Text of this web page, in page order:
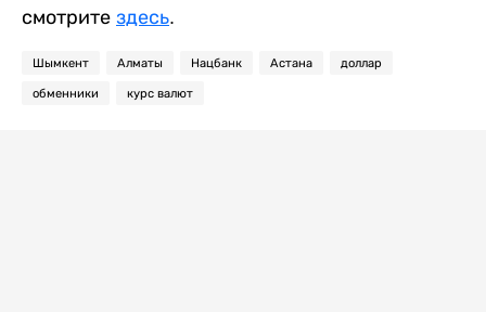
смотрите здесь.
Шымкент Алматы Нацбанк Астана доллар
обменники курс валют